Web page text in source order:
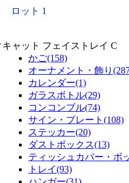
ロット 1
ャット フェイストレイ C
かご(158)
オーナメント・飾り
カレンダー(1)
ガラスボトル(29)
コンコンブル(74)
サイン・プレート(108)
ステッカー(20)
ダストボックス(13)
ティッシュカバー・ボ
トレイ(93)